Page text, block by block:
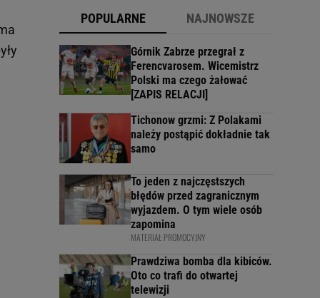
POPULARNE NAJNOWSZE
Górnik Zabrze przegrał z
Ferencvarosem. Wicemistrz
Polski ma czego żałować
[ZAPIS RELACJI]
Tichonow grzmi: Z Polakami
należy postąpić dokładnie tak
samo
To jeden z najczęstszych
błędów przed zagranicznym
wyjazdem. O tym wiele osób
zapomina
MATERIAŁ PROMOCYJNY
Prawdziwa bomba dla kibiców.
Oto co trafi do otwartej
telewizji